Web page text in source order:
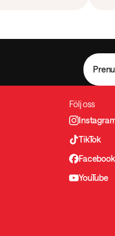
Följ oss
TikTok
Facebook
YouTube